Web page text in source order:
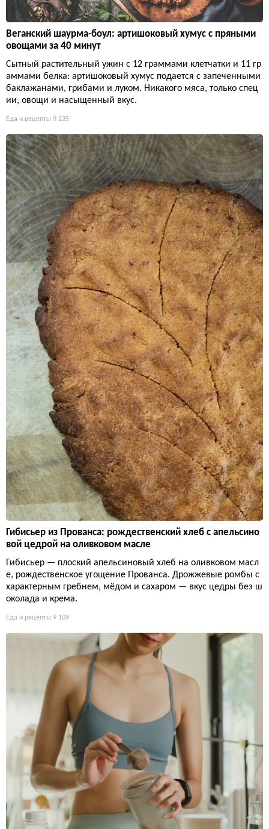
Веганский шаурма-боул: артишоковый хумус с пряными
овощами за 40 минут
Сытный растительный ужин с 12 граммами клетчатки и 11 гр
аммами белка: артишоковый хумус подается с запеченными
баклажанами, грибами и луком. Никакого мяса, только спец
ии, овощи и насыщенный вкус.
Еда и рецепты 9 235
Гибисьер из Прованса: рождественский хлеб с апельсино
вой цедрой на оливковом масле
Гибисьер — плоский апельсиновый хлеб на оливковом масл
е, рождественское угощение Прованса. Дрожжевые ромбы с
характерным гребнем, мёдом и сахаром — вкус цедры без ш
околада и крема.
Еда и рецепты 9 109